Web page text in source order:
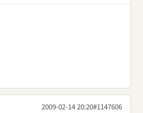
2009-02-14 20:20#1147606